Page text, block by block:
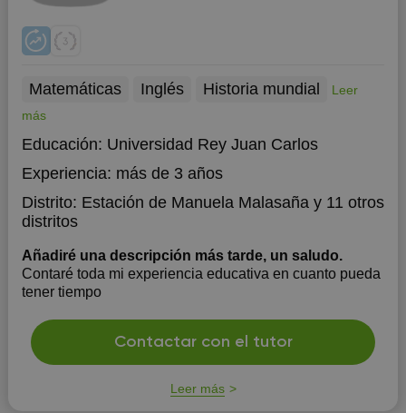
Matemáticas Inglés Historia mundial
Leer
más
Educación: Universidad Rey Juan Carlos
Experiencia: más de 3 años
Distrito: Estación de Manuela Malasañay 11 otros
distritos
Añadiré una descripción más tarde, un saludo.
Contaré toda mi experiencia educativa en cuanto pueda
tener tiempo
Contactar con el tutor
Leer más